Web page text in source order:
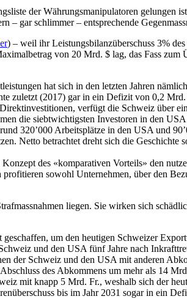
der Währungsmanipulatoren gelungen
– gar schlimmer – entsprechende
) – weil ihr Leistungsbilanzüberschuss 3%
von 20 Mrd. $ lag, das Fass zum
hat sich in den letzten Jahren
zuletzt (2017) gar in ein Defizit von 0,2 Mrd.
verfügt die Schweiz über
die siebtwichtigsten Investoren in den
320’000 Arbeitsplätze in den USA und
Netto betrachtet dreht sich die Geschichte
des «komparativen Vorteils» den
sowohl Unternehmen, über den
liegen. Sie wirken sich
um den heutigen Schweizer
und den USA fünf Jahre nach
der Schweiz und den USA mit anderen
des Abkommens um mehr als 14
mit knapp 5 Mrd. Fr., weshalb sich der
bis im Jahr 2031 sogar in ein